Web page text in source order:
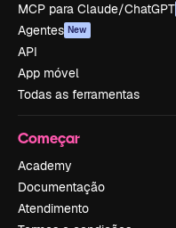
MCP para Claude/ChatGPT
Agentes New
API
App móvel
Todas as ferramentas
Começar
Academy
Documentação
Atendimento